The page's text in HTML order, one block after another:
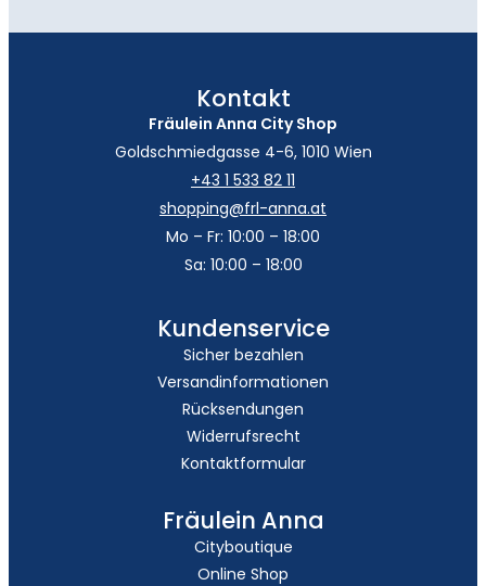
Kontakt
Fräulein Anna City Shop
Goldschmiedgasse 4-6, 1010 Wien
+43 1 533 82 11
shopping@frl-anna.at
Mo – Fr: 10:00 – 18:00
Sa: 10:00 – 18:00
Kundenservice
Sicher bezahlen
Versandinformationen
Rücksendungen
Widerrufsrecht
Kontaktformular
Fräulein Anna
Cityboutique
Online Shop